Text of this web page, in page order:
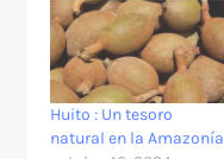
Huito : Un tesoro
natural en la Amazonía